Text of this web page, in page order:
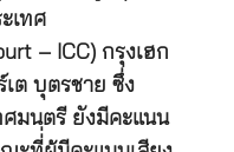
เทศ
– ICC) กรุงเฮก
ต บุตรชาย ซึ่ง
ศมนตรี ยังมีคะแนน